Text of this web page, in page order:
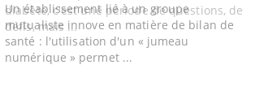
Un établissement lié à un groupe
mutualiste innove en matière de bilan de
santé : l'utilisation d'un « jumeau
numérique » permet ...